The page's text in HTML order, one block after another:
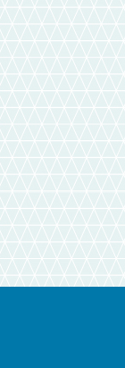
ン💘《2月
期間中、ご
ョコレートを
ホ
日〜14日｜
トご予約で
❄️10,000円
表示
🧡
番
ォ
さ
ら
10
🎁
【